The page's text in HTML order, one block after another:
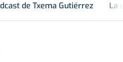
de Txema Gutiérrez La